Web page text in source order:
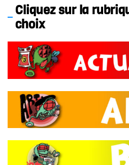
Cliquez sur la
choix